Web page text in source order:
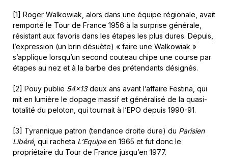
[1] Roger Walkowiak, alors dans une équipe régionale, avait
remporté le Tour de France 1956 à la surprise générale,
résistant aux favoris dans les étapes les plus dures. Depuis,
l’expression (un brin désuète) « faire une Walkowiak »
s’applique lorsqu’un second couteau chipe une course par
étapes au nez et à la barbe des prétendants désignés.
[2] Pouy publie 54×13deux ans avant l’affaire Festina, qui
mit en lumière le dopage massif et généralisé de la quasi-
totalité du peloton, qui tournait à l’EPO depuis 1990-91.
[3] Tyrannique patron (tendance droite dure) du Parisien
Libéré, qui racheta L’Equipeen 1965 et fut donc le
propriétaire du Tour de France jusqu’en 1977.